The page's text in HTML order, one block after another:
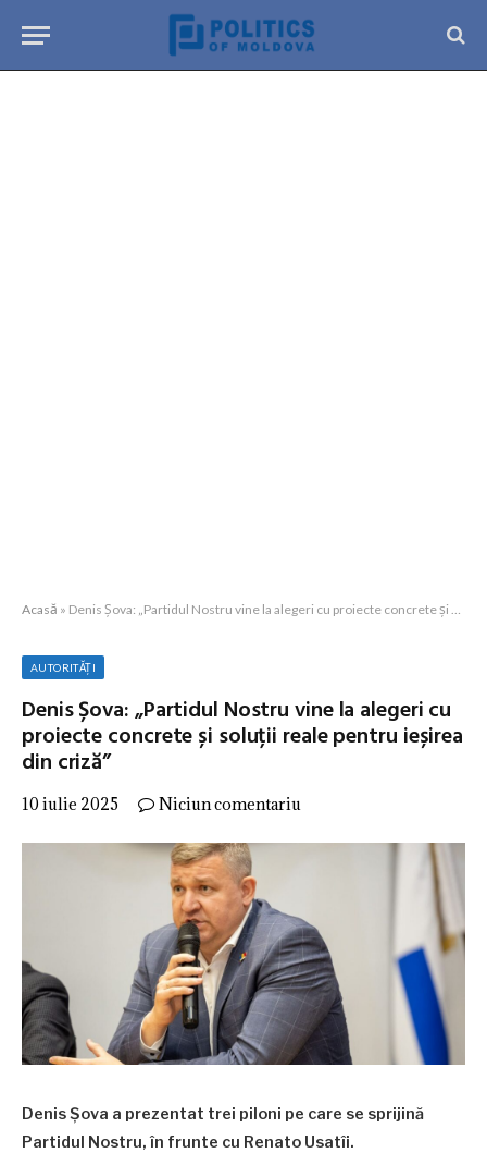
Acasă » Denis Șova: „Partidul Nostru vine la alegeri cu proiecte concrete și soluții reale pentru ieșirea din criză”
AUTORITĂȚI
Denis Șova: „Partidul Nostru vine la alegeri cu
proiecte concrete și soluții reale pentru ieșirea
din criză”
10 iulie 2025 Niciun comentariu
Denis Șova a prezentat trei piloni pe care se sprijină
Partidul Nostru, în frunte cu Renato Usatîi.